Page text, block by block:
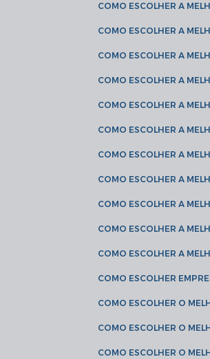
COMO ESCOLHER A
COMO ESCOLHER A
COMO ESCOLHER A
COMO ESCOLHER A
COMO ESCOLHER A
COMO ESCOLHER A
COMO ESCOLHER A
COMO ESCOLHER A
COMO ESCOLHER A
COMO ESCOLHER A
COMO ESCOLHER A
COMO ESCOLHER
COMO ESCOLHER O
COMO ESCOLHER O
COMO ESCOLHER O